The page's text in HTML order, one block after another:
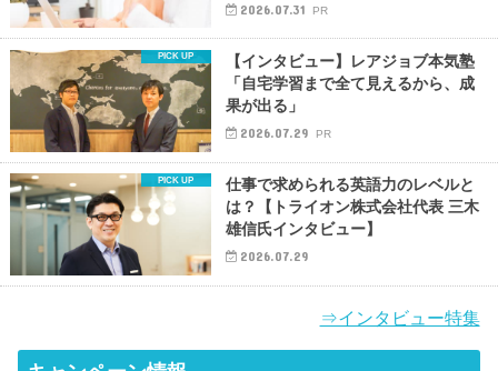
2026.07.31 PR
【インタビュー】レアジョブ本気塾
「自宅学習まで全て見えるから、成
果が出る」
2026.07.29 PR
仕事で求められる英語力のレベルと
は？【トライオン株式会社代表 三木
雄信氏インタビュー】
2026.07.29
⇒インタビュー特集